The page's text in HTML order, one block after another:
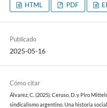
HTML PDF
Publicado
2025-05-16
Cómo citar
Álvarez, C. (2025). Ceruso, D. y Piro
sindicalismo argentino. Una historia